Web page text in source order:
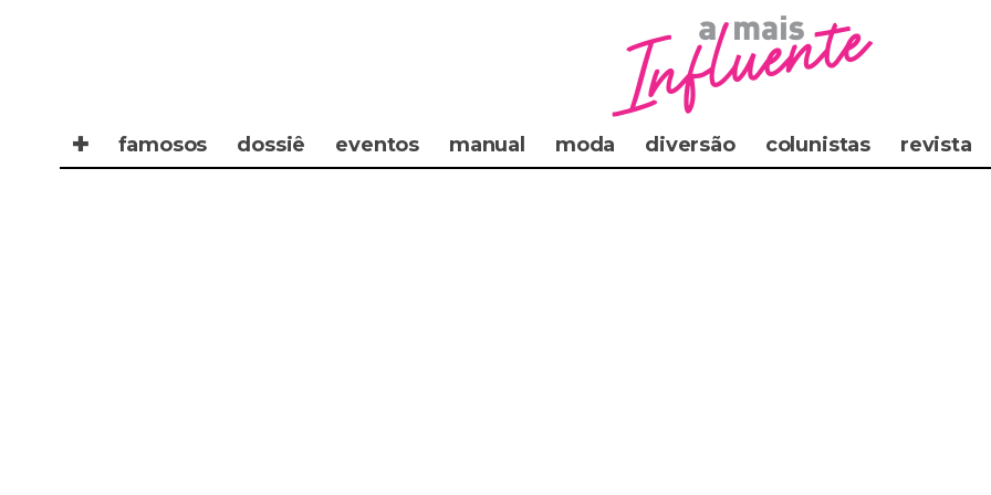
✚ famosos dossiê eventos manual moda diversão colunistas revista